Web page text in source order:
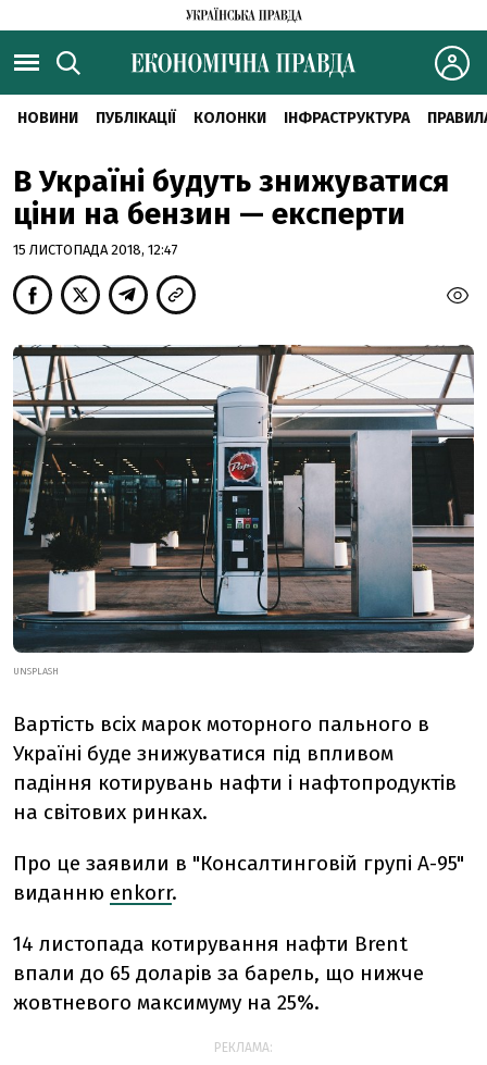
НОВИНИ ПУБЛІКАЦІЇ КОЛОНКИ ІНФРАСТРУКТУРА
В Україні будуть знижуватися
ціни на бензин — експерти
15 ЛИСТОПАДА 2018, 12:47
UNSPLASH
Вартість всіх марок моторного пального в
Україні буде знижуватися під впливом
падіння котирувань нафти і нафтопродуктів
на світових ринках.
Про це заявили в "Консалтинговій групі А-95"
виданню enkorr.
14 листопада котирування нафти Brent
впали до 65 доларів за барель, що нижче
жовтневого максимуму на 25%.
РЕКЛАМА: